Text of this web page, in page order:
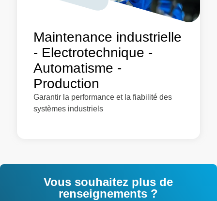
Maintenance industrielle
- Electrotechnique -
Automatisme -
Production
Garantir la performance et la fiabilité des
systèmes industriels
Vous souhaitez plus de
renseignements ?